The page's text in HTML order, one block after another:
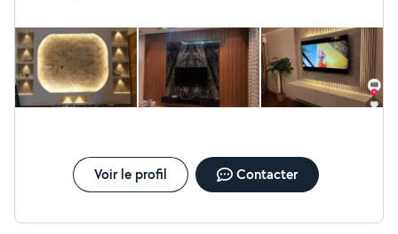
Voir le profil Contacter